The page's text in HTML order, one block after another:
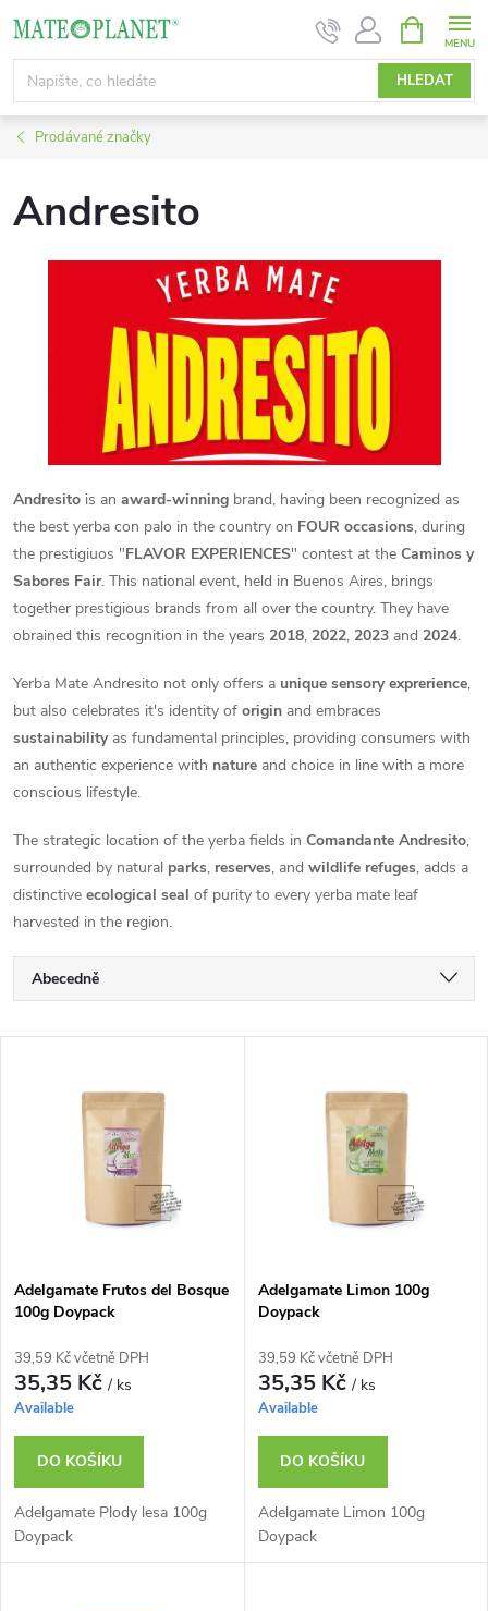
na
obsah
HLEDAT
NÁKUPNÍ
KOŠÍK
Prodávané značky
Andresito
Andresito is an award-winning brand, having been recognized as
the best yerba con palo in the country on FOUR occasions, during
the prestigiuos "FLAVOR EXPERIENCES" contest at the Caminos y
Sabores Fair. This national event, held in Buenos Aires, brings
together prestigious brands from all over the country. They have
obrained this recognition in the years 2018, 2022, 2023 and 2024.
Yerba Mate Andresito not only offers a unique sensory exprerience,
but also celebrates it's identity of origin and embraces
sustainabilityas fundamental principles, providing consumers with
an authentic experience with nature and choice in line with a more
conscious lifestyle.
The strategic location of the yerba fields in Comandante Andresito,
surrounded by natural parks, reserves, and wildlife refuges, adds a
distinctive ecological seal of purity to every yerba mate leaf
harvested in the region.
Ř
a
p
r
o
d
u
k
Abecedně
Nejprodávanější
s
p
r
o
d
u
Adelgamate Frutos del Bosque
100g Doypack
39,59 Kč včetně DPH
35,35 Kč/ ks
Available
DO KOŠÍKU
Adelgamate Plody lesa 100g
Doypack
Adelgamate Limon 100g
Doypack
39,59 Kč včetně DPH
35,35 Kč/ ks
Available
DO KOŠÍKU
Adelgamate Limon 100g
Doypack